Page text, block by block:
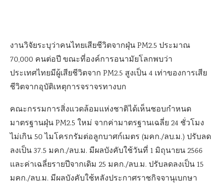
งานวิจัยระบุว่าคนไทยเสียชีวิตจากฝุ่นPM2.5 ประมาณ
70,000 คนต่อปี ขณะที่องค์การอนามัยโลกพบว่า
ประเทศไทยมีผู้เสียชีวิตจาก PM2.5 สูงเป็น4 เท่าของการเสีย
ชีวิตจากอุบัติเหตุการจราจรทางบก
คณะกรรมการสิ่งแวดล้อมแห่งชาติได้เห็นชอบกำหนด
มาตรฐานฝุ่นPM2.5 ใหม่ จากค่ามาตรฐานเฉลี่ย 24 ชั่วโมง
ไม่เกิน 50ไมโครกรัมต่อลูกบาศก์เมตร (มคก./ลบ.ม.) ปรับลด
ลงเป็น37.5 มคก./ลบ.ม. มีผลบังคับใช้วันที่ 1 มิถุนายน2566
และค่าเฉลี่ยรายปีจากเดิม 25 มคก./ลบ.ม. ปรับลดลงเป็น 15
มคก./ลบ.ม. มีผลบังคับใช้หลังประกาศราชกิจจานุเบกษา